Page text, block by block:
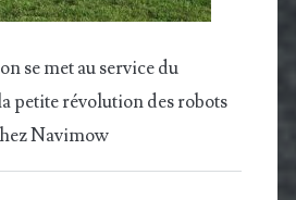
se met au service du
petite révolution des robots
Navimow